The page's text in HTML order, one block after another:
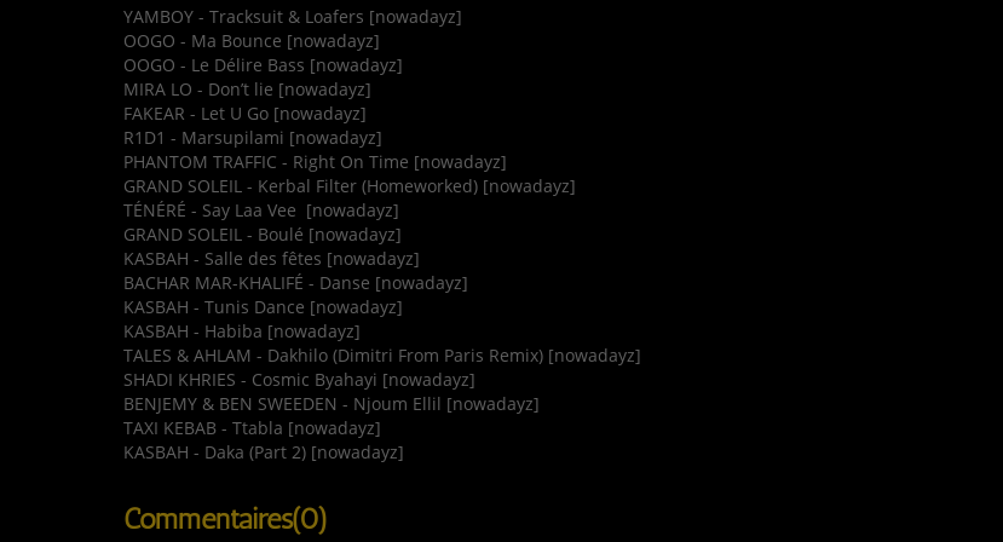
YAMBOY - Tracksuit & Loafers [nowadayz]
OOGO - Ma Bounce [nowadayz]
OOGO - Le Délire Bass [nowadayz]
MIRA LO - Don’t lie [nowadayz]
FAKEAR - Let U Go [nowadayz]
R1D1 - Marsupilami [nowadayz]
PHANTOM TRAFFIC - Right On Time [nowadayz]
GRAND SOLEIL - Kerbal Filter (Homeworked) [nowadayz]
TÉNÉRÉ - Say Laa Vee [nowadayz]
GRAND SOLEIL - Boulé [nowadayz]
KASBAH - Salle des fêtes [nowadayz]
BACHAR MAR-KHALIFÉ - Danse [nowadayz]
KASBAH - Tunis Dance [nowadayz]
KASBAH - Habiba [nowadayz]
TALES & AHLAM - Dakhilo (Dimitri From Paris Remix) [nowadayz]
SHADI KHRIES - Cosmic Byahayi [nowadayz]
BENJEMY & BEN SWEEDEN - Njoum Ellil [nowadayz]
TAXI KEBAB - Ttabla [nowadayz]
KASBAH - Daka (Part 2) [nowadayz]
Commentaires(0)